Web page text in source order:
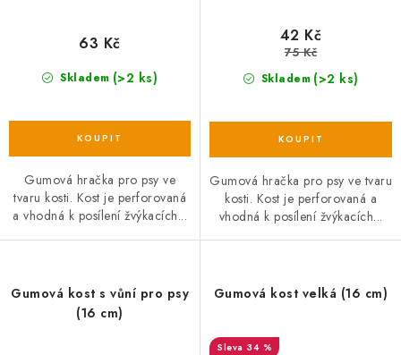
Skladem (>2 ks)
63 Kč
Gumová hračka pro psy ve
tvaru kosti. Kost je perforovaná
a vhodná k posílení žvýkacích...
Skladem (>2 ks)
42 Kč
75 Kč
Gumová hračka pro psy ve tvaru
kosti. Kost je perforovaná a
vhodná k posílení žvýkacích...
Gumová kost s vůní pro psy
(16 cm)
Gumová kost velká (16 cm)
34 %